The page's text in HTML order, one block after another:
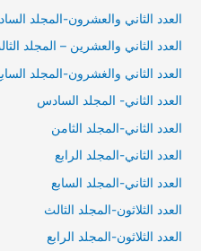
العدد الثاني والعشرون-المجلد
العدد الثاني والعشرين – المجلد
العدد الثاني والغشرون-المجلد
العدد الثاني- المجلد السادس
العدد الثاني-المجلد الثامن
العدد الثاني-المجلد الرابع
العدد الثاني-المجلد السابع
العدد الثلاثون-المجلد الثالث
العدد الثلاثون-المجلد الرابع